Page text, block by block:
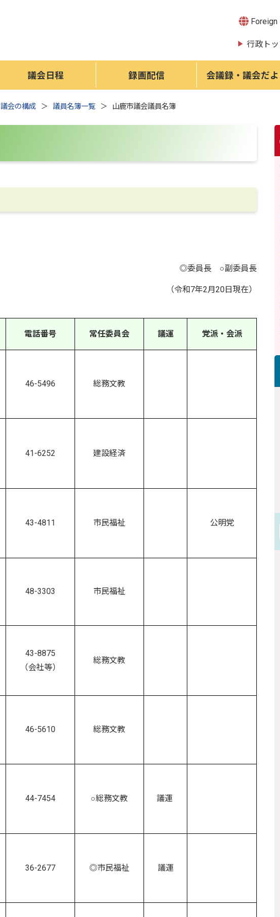
Foreign
行政ト
議会日程 録画配信 会議録・議会だよ
議会の構成 議員名簿一覧 山鹿市議会議員名簿
◎委員長 ○副委員長
（令和7年2月20日現在）
電話番号 常任委員会 議運 党派・会派
46-5496 総務文教
41-6252 建設経済
43-4811 市民福祉 公明党
48-3303 市民福祉
43-8875
（会社等）
総務文教
46-5610 総務文教
44-7454 ○総務文教 議運
36-2677 ◎市民福祉 議運